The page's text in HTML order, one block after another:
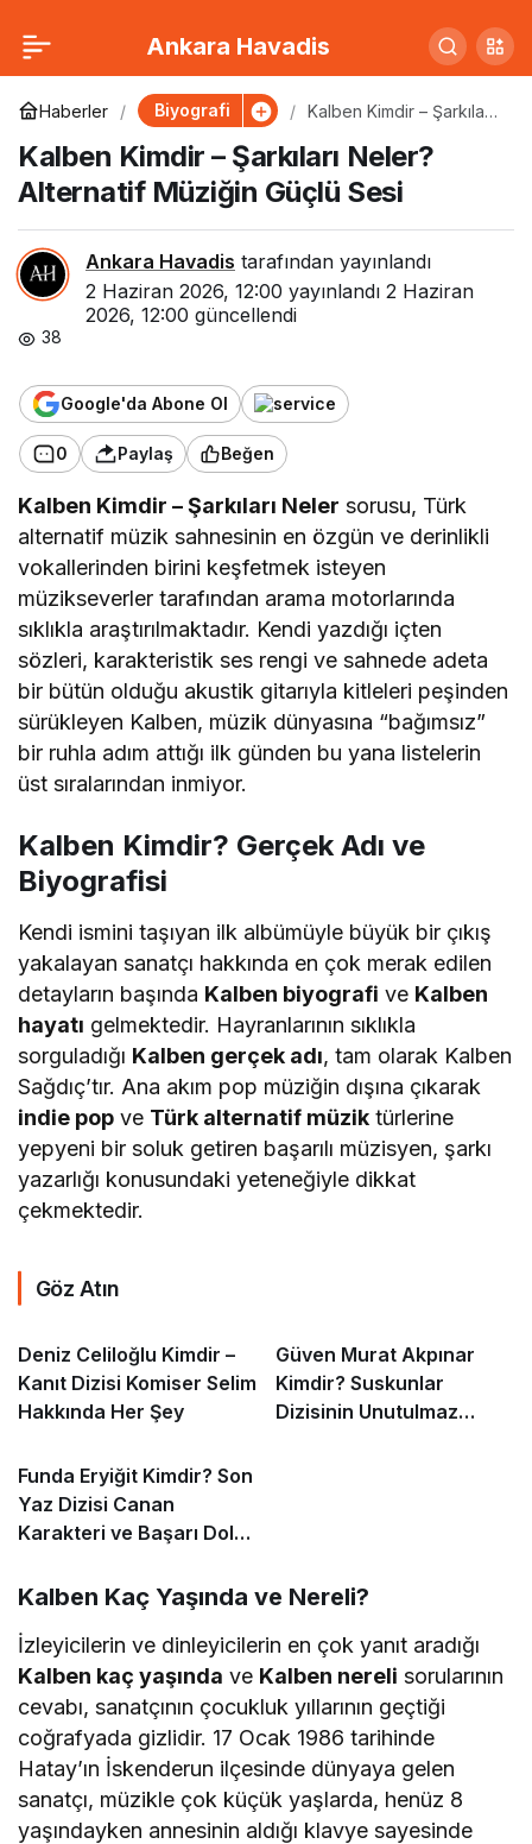
Ankara Havadis
Haberler Biyografi
Kalben Kimdir – Şarkıları
Güçlü Sesi
Kalben Kimdir – Şarkıları Neler?
Alternatif Müziğin Güçlü Sesi
Ankara Havadis tarafından yayınlandı
2 Haziran 2026, 12:00 yayınlandı 2 Haziran
2026, 12:00 güncellendi
38
Google'da Abone Ol
0 Paylaş Beğen
Kalben Kimdir – Şarkıları Neler sorusu, Türk
alternatif müzik sahnesinin en özgün ve derinlikli
vokallerinden birini keşfetmek isteyen
müzikseverler tarafından arama motorlarında
sıklıkla araştırılmaktadır. Kendi yazdığı içten
sözleri, karakteristik ses rengi ve sahnede adeta
bir bütün olduğu akustik gitarıyla kitleleri peşinden
sürükleyen Kalben, müzik dünyasına “bağımsız”
bir ruhla adım attığı ilk günden bu yana listelerin
üst sıralarından inmiyor.
Kalben Kimdir? Gerçek Adı ve
Biyografisi
Kendi ismini taşıyan ilk albümüyle büyük bir çıkış
yakalayan sanatçı hakkında en çok merak edilen
detayların başında Kalben biyografi ve Kalben
hayatı gelmektedir. Hayranlarının sıklıkla
sorguladığı Kalben gerçek adı, tam olarak Kalben
Sağdıç’tır. Ana akım pop müziğin dışına çıkarak
indie pop ve Türk alternatif müzik türlerine
yepyeni bir soluk getiren başarılı müzisyen, şarkı
yazarlığı konusundaki yeteneğiyle dikkat
çekmektedir.
Göz Atın
Deniz Celiloğlu Kimdir –
Kanıt Dizisi Komiser Selim
Hakkında Her Şey
Güven Murat Akpınar
Kimdir? Suskunlar
Dizisinin Unutulmaz
Funda Eryiğit Kimdir? Son
Yaz Dizisi Canan
Karakteri ve Başarı Dolu
Kalben Kaç Yaşında ve Nereli?
İzleyicilerin ve dinleyicilerin en çok yanıt aradığı
Kalben kaç yaşında ve Kalben nereli sorularının
cevabı, sanatçının çocukluk yıllarının geçtiği
coğrafyada gizlidir. 17 Ocak 1986 tarihinde
Hatay’ın İskenderun ilçesinde dünyaya gelen
sanatçı, müzikle çok küçük yaşlarda, henüz 8
yaşındayken annesinin aldığı klavye sayesinde
Gaye Su Akyol Kimdir?
Modern Anadolu Rock
Müziğinin Yükselen Sesi
0 Paylaş